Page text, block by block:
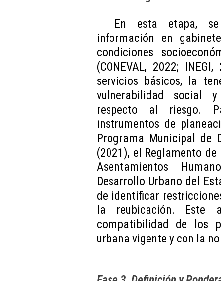
En esta etapa,
información en
condiciones
(CONEVAL, 2022;
servicios básicos, la
vulnerabilidad social
respecto al riesgo.
instrumentos de
Programa Municipal de
(2021), el Reglamento
Asentamientos
Desarrollo Urbano del
de identificar
la reubicación. Este
compatibilidad de los
urbana vigente y con la